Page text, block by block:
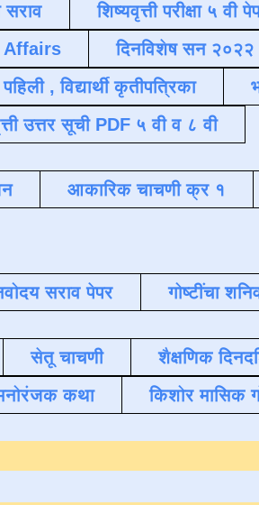
सराव शिष्यवृत्ती परीक्षा ५ वी
Affairs दिनविशेष सन २०२२
, विद्यार्थी कृतीपत्रिका
उत्तर सूची PDF ५ वी व ८ वी
आकारिक चाचणी क्र १
सराव पेपर गोष्टींचा
सेतू चाचणी शैक्षणिक
कथा किशोर मासिक